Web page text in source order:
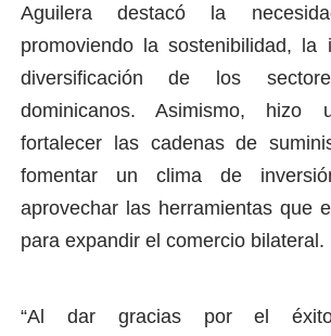
Aguilera destacó la
promoviendo la sostenibilidad, la
diversificación de los
dominicanos. Asimismo, hizo
fortalecer las cadenas de
fomentar un clima de
aprovechar las herramientas que
para expandir el comercio bilateral.
“Al dar gracias por el